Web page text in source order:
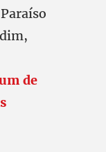
de